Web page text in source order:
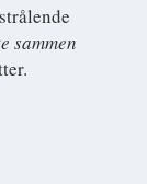
sammen